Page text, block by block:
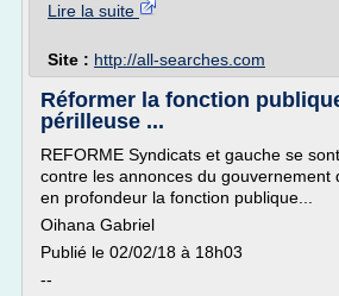
Lire la suite
Site : http://all-searches.com
Réformer la fonction
périlleuse ...
REFORME Syndicats et gauche se
contre les annonces du gouvernement
en profondeur la fonction publique...
Oihana Gabriel
Publié le 02/02/18 à 18h03
--